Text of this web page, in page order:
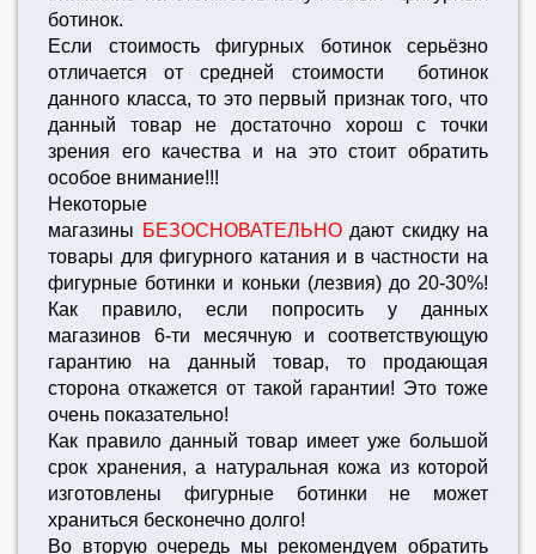
ботинок.
Если стоимость фигурных ботинок серьёзно
отличается от средней стоимости ботинок
данного класса, то это первый признак того, что
данный товар не достаточно хорош с точки
зрения его качества и на это стоит обратить
особое внимание!!!
Некоторые
магазины БЕЗОСНОВАТЕЛЬНОдают скидку на
товары для фигурного катания и в частности на
фигурные ботинки и коньки (лезвия) до 20-30%!
Как правило, если попросить у данных
магазинов 6-ти месячную и соответствующую
гарантию на данный товар, то продающая
сторона откажется от такой гарантии! Это тоже
очень показательно!
Как правило данный товар имеет уже большой
срок хранения, а натуральная кожа из которой
изготовлены фигурные ботинки не может
храниться бесконечно долго!
Во вторую очередь мы рекомендуем обратить